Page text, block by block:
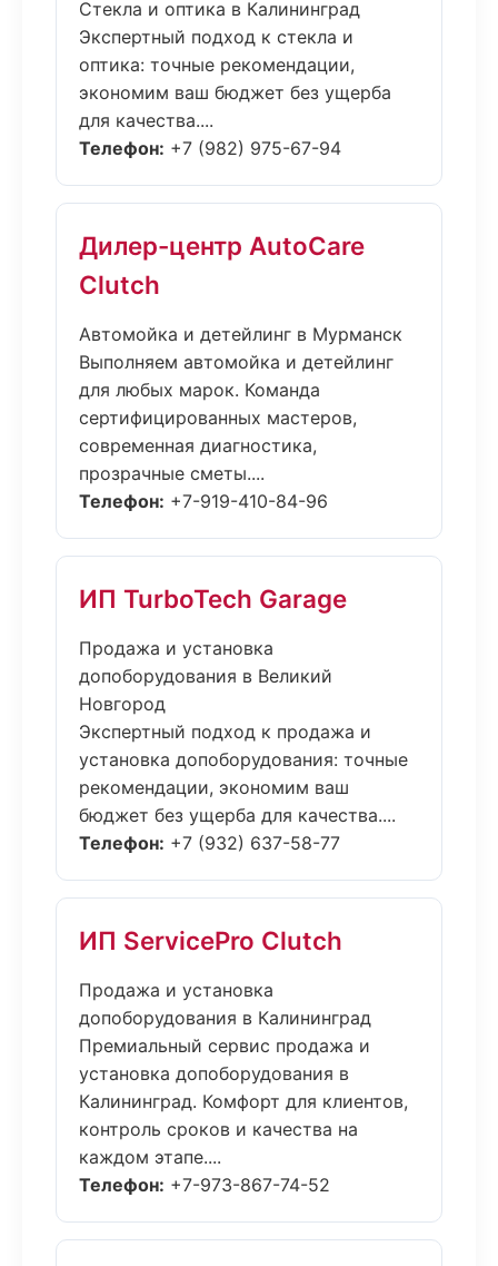
Стекла и оптика в Калининград
Экспертный подход к стекла и
оптика: точные рекомендации,
экономим ваш бюджет без ущерба
для качества....
Телефон: +7 (982) 975-67-94
Дилер-центр AutoCare
Clutch
Автомойка и детейлинг в Мурманск
Выполняем автомойка и детейлинг
для любых марок. Команда
сертифицированных мастеров,
современная диагностика,
прозрачные сметы....
Телефон: +7-919-410-84-96
ИП TurboTech Garage
Продажа и установка
допоборудования в Великий
Новгород
Экспертный подход к продажа и
установка допоборудования: точные
рекомендации, экономим ваш
бюджет без ущерба для качества....
Телефон: +7 (932) 637-58-77
ИП ServicePro Clutch
Продажа и установка
допоборудования в Калининград
Премиальный сервис продажа и
установка допоборудования в
Калининград. Комфорт для клиентов,
контроль сроков и качества на
каждом этапе....
Телефон: +7-973-867-74-52